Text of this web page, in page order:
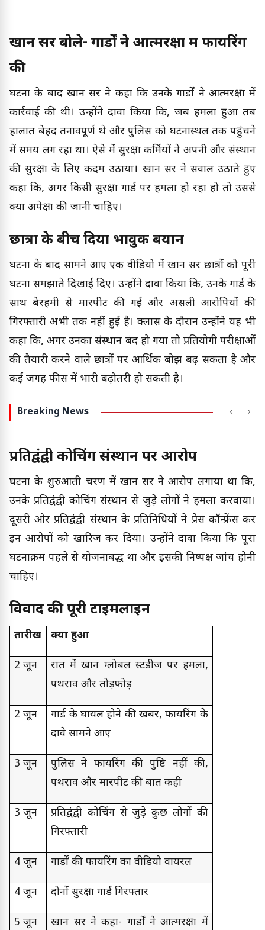
खान सर बोले- गार्डों ने आत्मरक्षा में फायरिंग
की
घटना के बाद खान सर ने कहा कि उनके गार्डों ने आत्मरक्षा में
कार्रवाई की थी। उन्होंने दावा किया कि, जब हमला हुआ तब
हालात बेहद तनावपूर्ण थे और पुलिस को घटनास्थल तक पहुंचने
में समय लग रहा था। ऐसे में सुरक्षा कर्मियों ने अपनी और संस्थान
की सुरक्षा के लिए कदम उठाया। खान सर ने सवाल उठाते हुए
कहा कि, अगर किसी सुरक्षा गार्ड पर हमला हो रहा हो तो उससे
क्या अपेक्षा की जानी चाहिए।
छात्रों के बीच दिया भावुक बयान
घटना के बाद सामने आए एक वीडियो में खान सर छात्रों को पूरी
घटना समझाते दिखाई दिए। उन्होंने दावा किया कि, उनके गार्ड के
साथ बेरहमी से मारपीट की गई और असली आरोपियों की
गिरफ्तारी अभी तक नहीं हुई है। क्लास के दौरान उन्होंने यह भी
कहा कि, अगर उनका संस्थान बंद हो गया तो प्रतियोगी परीक्षाओं
की तैयारी करने वाले छात्रों पर आर्थिक बोझ बढ़ सकता है और
कई जगह फीस में भारी बढ़ोतरी हो सकती है।
Breaking News ‹ ›
प्रतिद्वंद्वी कोचिंग संस्थान पर आरोप
घटना के शुरुआती चरण में खान सर ने आरोप लगाया था कि,
उनके प्रतिद्वंद्वी कोचिंग संस्थान से जुड़े लोगों ने हमला करवाया।
दूसरी ओर प्रतिद्वंद्वी संस्थान के प्रतिनिधियों ने प्रेस कॉन्फ्रेंस कर
इन आरोपों को खारिज कर दिया। उन्होंने दावा किया कि पूरा
घटनाक्रम पहले से योजनाबद्ध था और इसकी निष्पक्ष जांच होनी
चाहिए।
विवाद की पूरी टाइमलाइन
तारीख क्या हुआ
2 जून
रात में खान ग्लोबल स्टडीज पर हमला,
पथराव और तोड़फोड़
2 जून
गार्ड के घायल होने की खबर, फायरिंग के
दावे सामने आए
3 जून
पुलिस ने फायरिंग की पुष्टि नहीं की,
पथराव और मारपीट की बात कही
3 जून
प्रतिद्वंद्वी कोचिंग से जुड़े कुछ लोगों की
गिरफ्तारी
4 जून गार्डों की फायरिंग का वीडियो वायरल
4 जून दोनों सुरक्षा गार्ड गिरफ्तार
5 जून
खान सर ने कहा- गार्डों ने आत्मरक्षा में